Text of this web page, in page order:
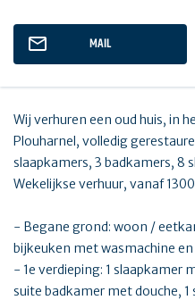
MAIL
Wij verhuren een oud huis, in
Plouharnel, volledig
slaapkamers, 3 badkamers, 8
Wekelijkse verhuur, vanaf
- Begane grond: woon /
bijkeuken met wasmachine
- 1e verdieping: 1 slaapkamer
suite badkamer met douche,